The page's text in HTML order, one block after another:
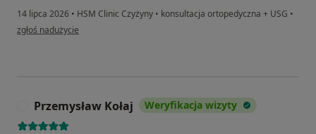
14 lipca 2026 • HSM Clinic Czyżyny • konsultacja ortopedyczna + USG •
w opinii użytkownika Aleksandra
zgłoś nadużycie
Przemysław Kołaj Weryfikacja wizyty